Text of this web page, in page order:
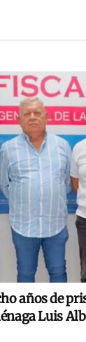
años de
Luis